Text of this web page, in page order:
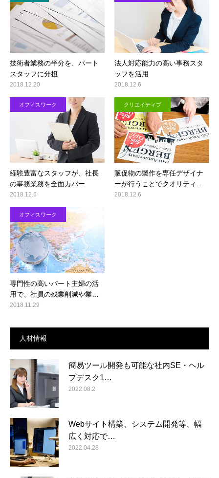
技術者業務の半分を、パート
スタッフに分担
2018.12.20
法人対応能力の高い事務スタ
ッフを活用
2018.12.6
オフィスワーク
経験豊富なスタッフが、社長
の事務業務を全面カバー
2018.12.6
クリエイティブ
販促物の製作を専任デザイナ
ーが行うことでクオリティ…
2018.12.6
オフィスワーク
専門性の高いパート主婦の活
用で、社員の残業削減や業…
2018.11.29
人材情報
簡易ツール開発も可能な社内SE・ヘル
プデスク1…
2022.08.2
Webサイト構築、システム開発等、幅
広く対応で…
2022.04.28